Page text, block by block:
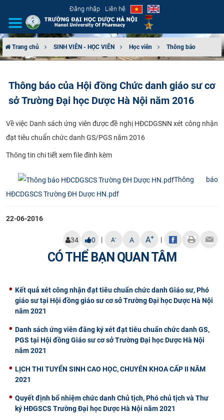
Đăng nhập Liên hệ
CƠ CẤU TỔ CHỨC
ĐÀO TẠO
KHOA HỌC CÔNG NGHỆ
CỰU NGƯỜI HỌC
Trang chủ SINH VIÊN - HỌC VIÊN Học viên Thông báo
Thông báo của Hội đồng Chức danh giáo sư cơ
sở Trường Đại học Dược Hà Nội năm 2016
​Về việc Danh sách ứng viên được đề nghị HĐCDGSNN xét công nhận
đạt tiêu chuẩn chức danh GS/PGS năm 2016
Thông tin chi tiết xem file đính kèm
Thông báo
HĐCDGSCS Trường ĐH Dược HN.pdf
22-06-2016
34 0 | A- A A+ |
CÓ THỂ BẠN QUAN TÂM
Kết quả xét công nhận đạt tiêu chuẩn chức danh Giáo sư, Phó
giáo sư tại Hội đồng giáo sư cơ sở Trường Đại học Dược Hà Nội
năm 2021
Danh sách ứng viên đăng ký xét đạt tiêu chuẩn chức danh GS,
PGS tại Hội đồng Giáo sư cơ sở Trường Đại học Dược Hà Nội
năm 2021
​LỊCH THI TUYỂN SINH CAO HỌC, CHUYÊN KHOA CẤP II NĂM
2021
Quyết định bổ nhiệm chức danh Chủ tịch, Phó chủ tịch và Thư
ký HĐGSCS Trường Đại học Dược Hà Nội năm 2021